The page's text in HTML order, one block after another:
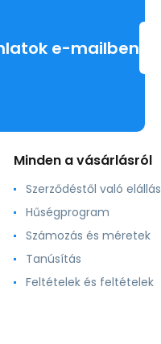
e-mailben
Minden a vásárlásról
Szerződéstől való elállás
Hűségprogram
Számozás és méretek
Tanúsítás
Feltételek és feltételek